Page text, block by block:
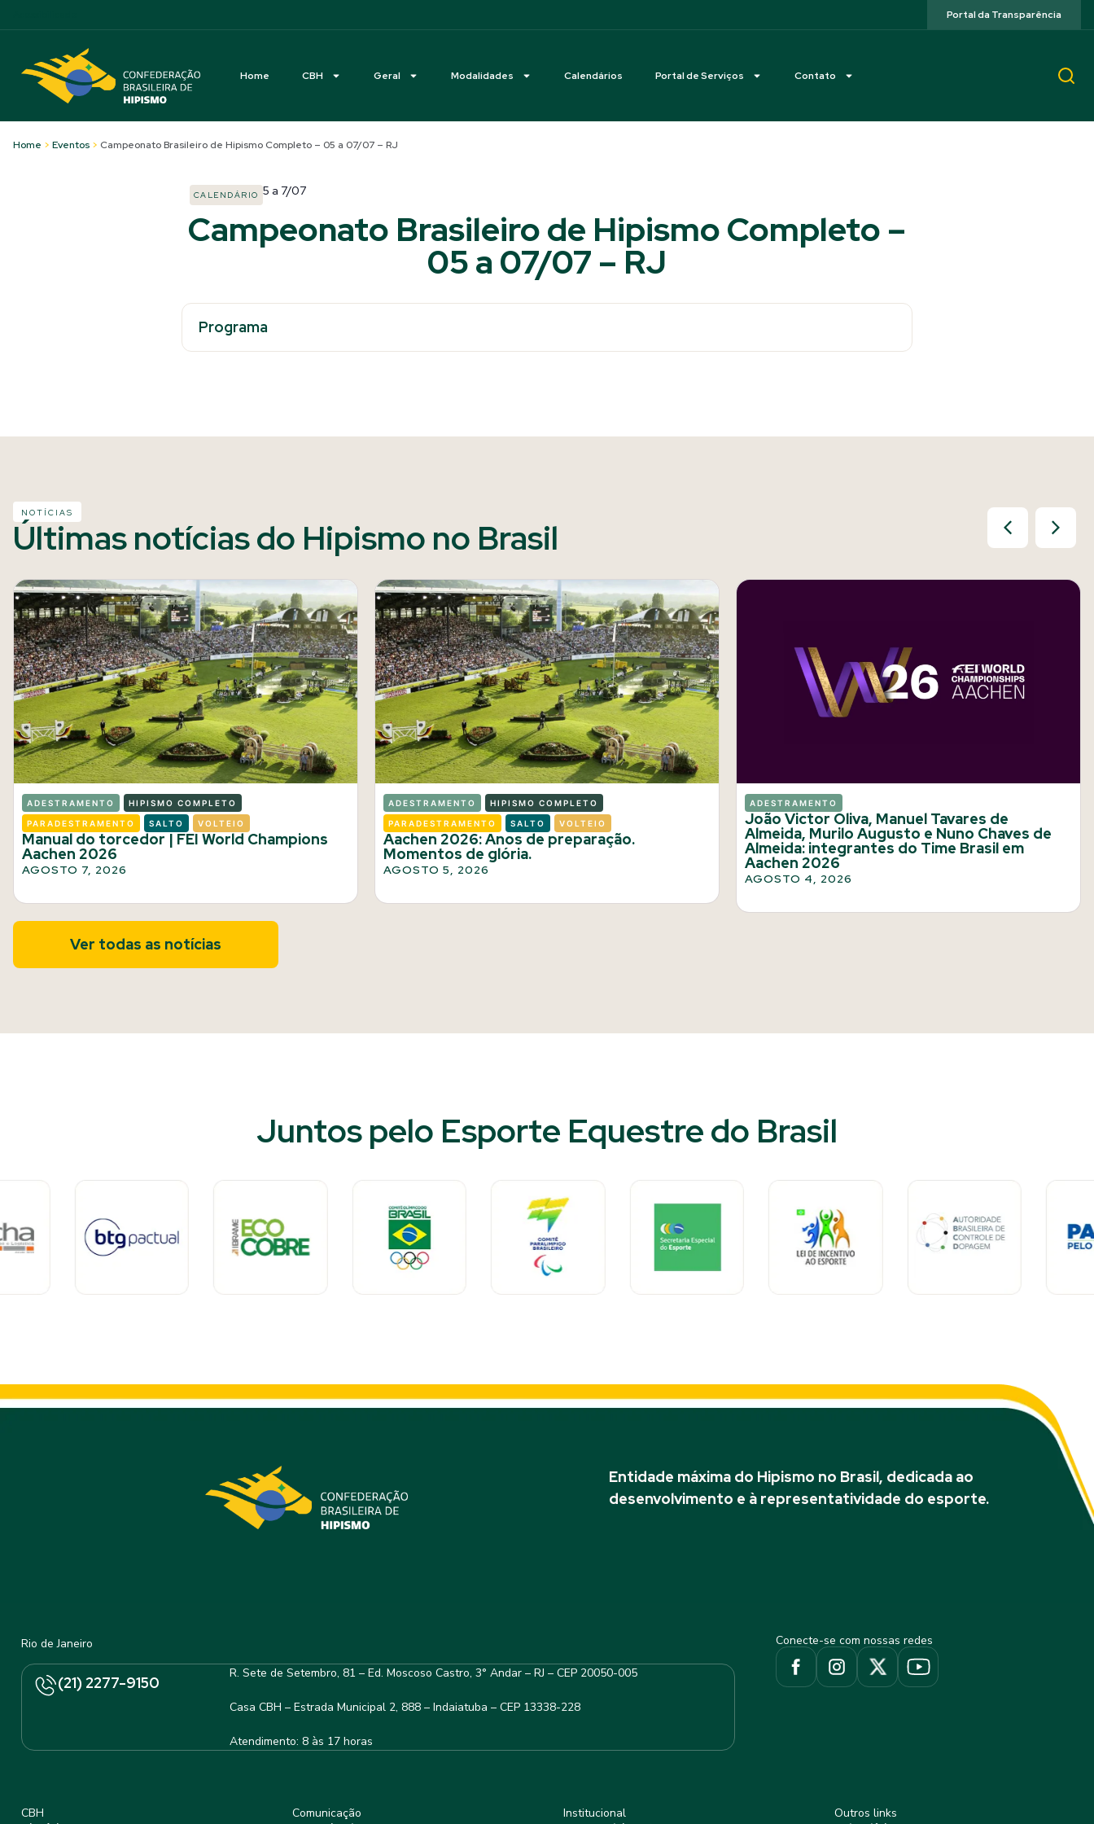
Portal da Transparência
Home CBH Geral Modalidades Calendários Portal de Serviços Contato
Home > Eventos > Campeonato Brasileiro de Hipismo Completo – 05 a 07/07 – RJ
CALENDÁRIO 5 a 7/07
Campeonato Brasileiro de Hipismo Completo –
05 a 07/07 – RJ
Programa
NOTÍCIAS
Últimas notícias do Hipismo no Brasil
ADESTRAMENTO HIPISMO COMPLETO
PARADESTRAMENTO SALTO VOLTEIO
Manual do torcedor | FEI World Champions
Aachen 2026
AGOSTO 7, 2026
ADESTRAMENTO HIPISMO COMPLETO
PARADESTRAMENTO SALTO VOLTEIO
Aachen 2026: Anos de preparação.
Momentos de glória.
AGOSTO 5, 2026
ADESTRAMENTO
João Victor Oliva, Manuel Tavares de
Almeida, Murilo Augusto e Nuno Chaves de
Almeida: integrantes do Time Brasil em
Aachen 2026
AGOSTO 4, 2026
Ver todas as notícias
Juntos pelo Esporte Equestre do Brasil​
Entidade máxima do Hipismo no Brasil, dedicada ao
desenvolvimento e à representatividade do esporte.
Rio de Janeiro
(21) 2277-9150
R. Sete de Setembro, 81 – Ed. Moscoso Castro, 3° Andar – RJ – CEP 20050-005
Casa CBH – Estrada Municipal 2, 888 – Indaiatuba – CEP 13338-228
Atendimento: 8 às 17 horas
Conecte-se com nossas redes
CBH Comunicação Institucional Outros links